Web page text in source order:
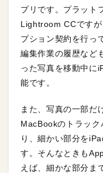
プリです。プラット
Lightroom CCです
プション契約を行っ
編集作業の履歴など
った写真を移動中に
能です。
また、写真の一部だ
MacBookのトラック
り、細かい部分を
す。そんなときも
えば、細かな部分ま